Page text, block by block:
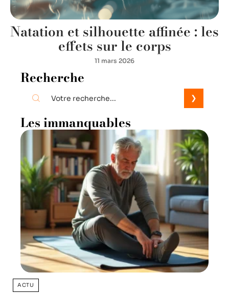
Natation et silhouette affinée : les
effets sur le corps
11 mars 2026
Recherche
Les immanquables
ACTU